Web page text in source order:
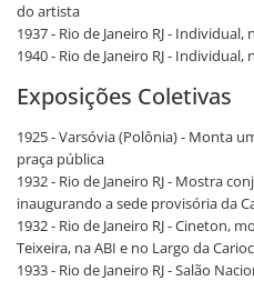
do artista
1937 - Rio de Janeiro RJ -
1940 - Rio de Janeiro RJ - Individual,
Exposições Coletivas
1925 - Varsóvia (Polônia) - Monta
praça pública
1932 - Rio de Janeiro RJ - Mostra
inaugurando a sede provisória da
1932 - Rio de Janeiro RJ - Cineton,
Teixeira, na ABI e no Largo da
1933 - Rio de Janeiro RJ - Salão